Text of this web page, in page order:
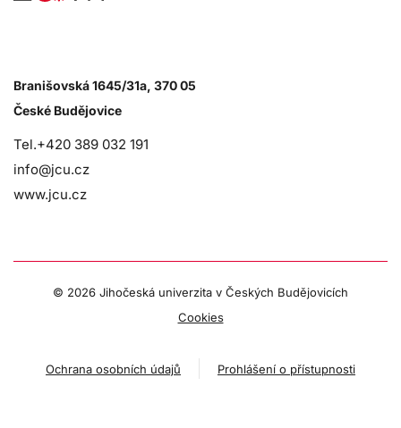
Branišovská 1645/31a, 370 05
České Budějovice
Tel.+420 389 032 191
info@jcu.cz
www.jcu.cz
© 2026 Jihočeská univerzita v Českých Budějovicích
Cookies
Ochrana osobních údajů Prohlášení o přístupnosti